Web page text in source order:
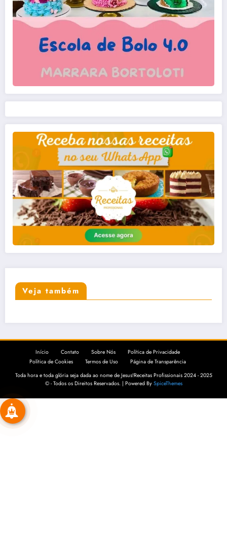
Veja também
Início Contato Sobre Nós
Política de Privacidade
Política de Cookies
Termos de Uso
Página de Transparência
Toda hora e toda glória seja dada ao nome de Jesus!Receitas Profissionais 2024 - 2025
© - Todos os Direitos Reservados. | Powered By SpiceThemes